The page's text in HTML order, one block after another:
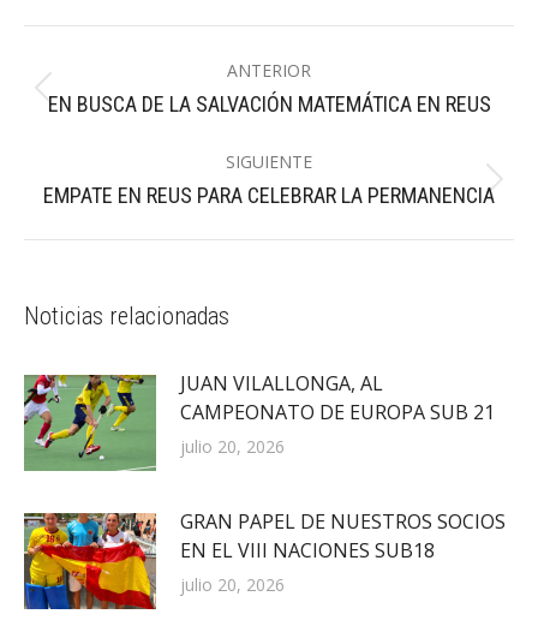
entre
ANTERIOR
Publicación
EN BUSCA DE LA SALVACIÓN MATEMÁTICA EN REUS
SIGUIENTE
Publicación
EMPATE EN REUS PARA CELEBRAR LA PERMANENCIA
Noticias relacionadas
JUAN VILALLONGA, AL
CAMPEONATO DE EUROPA SUB 21
julio 20, 2026
GRAN PAPEL DE NUESTROS SOCIOS
EN EL VIII NACIONES SUB18
julio 20, 2026